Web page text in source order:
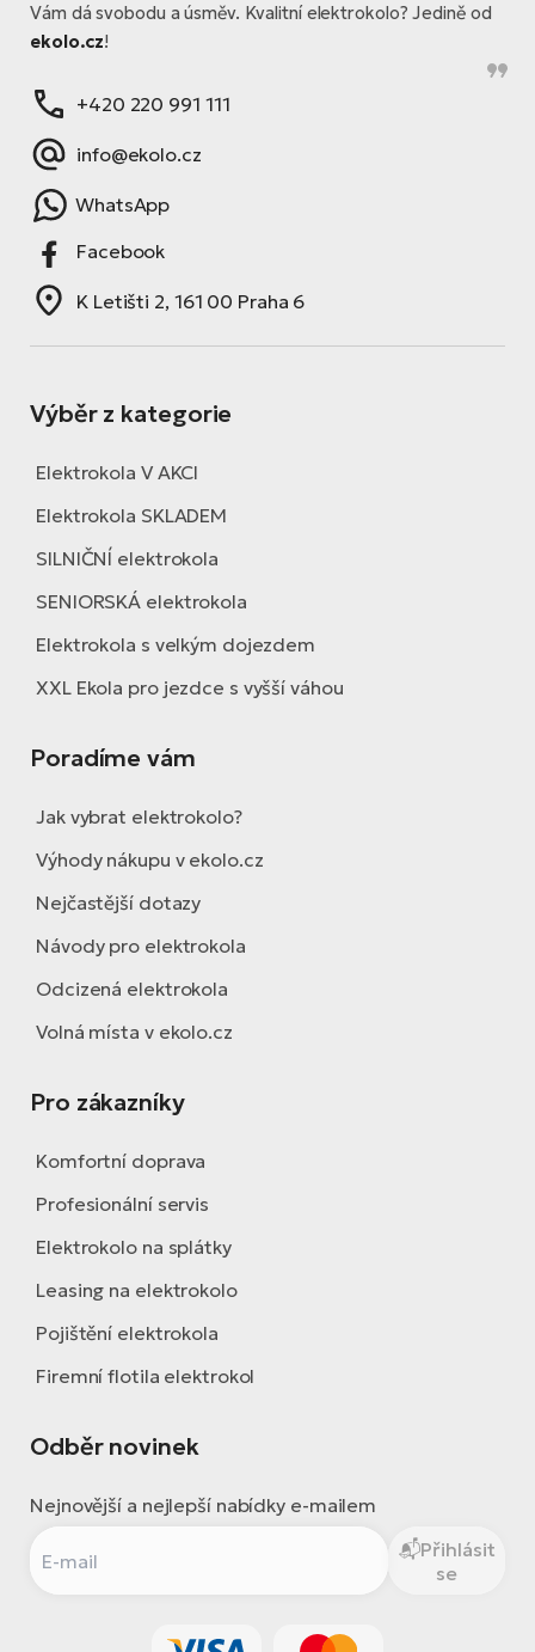
Vám dá svobodu a úsměv. Kvalitní elektrokolo? Jedině od
ekolo.cz!
+420 220 991 111
info@ekolo.cz
WhatsApp
Facebook
K Letišti 2, 161 00 Praha 6
Výběr z kategorie
Elektrokola V AKCI
Elektrokola SKLADEM
SILNIČNÍ elektrokola
SENIORSKÁ elektrokola
Elektrokola s velkým dojezdem
XXL Ekola pro jezdce s vyšší váhou
Poradíme vám
Jak vybrat elektrokolo?
Výhody nákupu v ekolo.cz
Nejčastější dotazy
Návody pro elektrokola
Odcizená elektrokola
Volná místa v ekolo.cz
Pro zákazníky
Komfortní doprava
Profesionální servis
Elektrokolo na splátky
Leasing na elektrokolo
Pojištění elektrokola
Firemní flotila elektrokol
Odběr novinek
Nejnovější a nejlepší nabídky e-mailem
Přihlásit
se